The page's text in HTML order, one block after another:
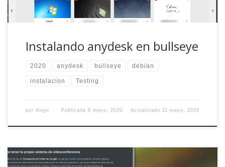
Instalando anydesk en bullseye
2020 anydesk bullseye debian
instalacion Testing
por diego Publicada6 mayo, 2020 Actualizado 11 mayo, 2020